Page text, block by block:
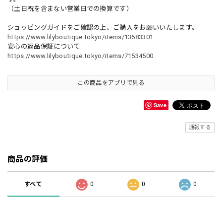
（土日祝を含まない営業日での換算です）
ショッピングガイドをご確認の上、ご購入をお願いいたします。
https://www.lilyboutique.tokyo/items/13683301
安心の返品保証について
https://www.lilyboutique.tokyo/items/71534500
この商品をアプリで見る
Save
通報する
商品の評価
すべて 0 0 0